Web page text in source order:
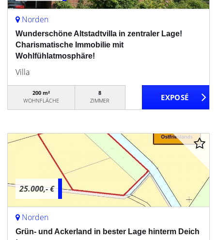
Norden
Wunderschöne Altstadtvilla in zentraler Lage!
Charismatische Immobilie mit
Wohlfühlatmosphäre!
Villa
200 m²
WOHNFLÄCHE
8
ZIMMER
25.000,- €
Norden
Grün- und Ackerland in bester Lage hinterm Deich